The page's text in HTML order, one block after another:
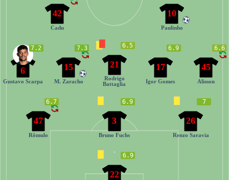
6.9
22
6.7
47
Rômulo
6.9
3
Bruno Fuchs
7
26
Renzo Saravia
7.2
6
Gustavo Scarpa
7.3
15
M. Zaracho
6.5
21
Rodrigo
Battaglia
6.9
17
Igor Gomes
6.6
45
Alisson
42
Cadu
10
Paulinho